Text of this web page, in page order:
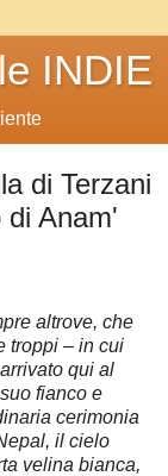
INDIE
di Terzani
di Anam'
altrove, che
troppi – in cui
qui al
fianco e
cerimonia
il cielo
velina bianca,